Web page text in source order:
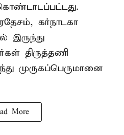
கர்நாடகா
இருந்து
திருத்தணி
முருகப்பெருமானை
More